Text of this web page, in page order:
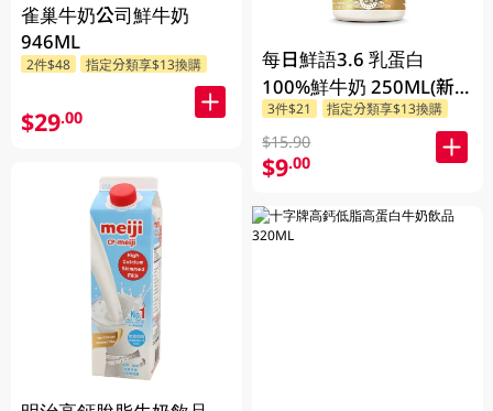
雀巢牛奶公司鮮牛奶
946ML
2件$48 指定分類享$13換購
$29.00
每日鮮語3.6 乳蛋白
100%鮮牛奶 250ML(新
舊包裝隨機發貨)
3件$21 指定分類享$13換購
$15.90
$9.00